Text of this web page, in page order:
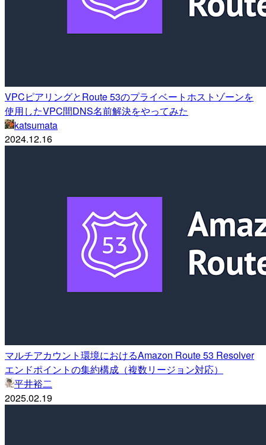
VPCピアリングとRoute 53のプライベートホストゾーンを
使用したVPC間DNS名前解決をやってみた
katsumata
2024.12.16
マルチアカウント環境におけるAmazon Route 53 Resolver
エンドポイントの集約構成（複数リージョン対応）
平井裕二
2025.02.19